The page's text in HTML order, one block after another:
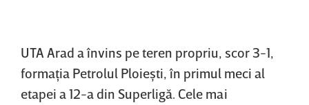
UTA Arad a învins pe teren propriu, scor 3-1,
formaţia Petrolul Ploieşti, în primul meci al
etapei a 12-a din Superligă. Cele mai